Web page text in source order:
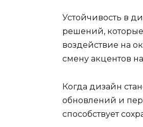
Устойчивость в
решений,
воздействие на
смену акцентов
Когда дизайн
обновлений и
способствует